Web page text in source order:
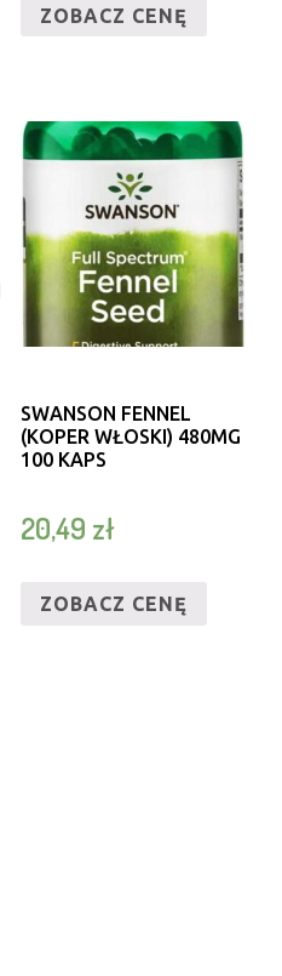
ZOBACZ CENĘ
SWANSON FENNEL
(KOPER WŁOSKI) 480MG
100 KAPS
20,49 zł
ZOBACZ CENĘ